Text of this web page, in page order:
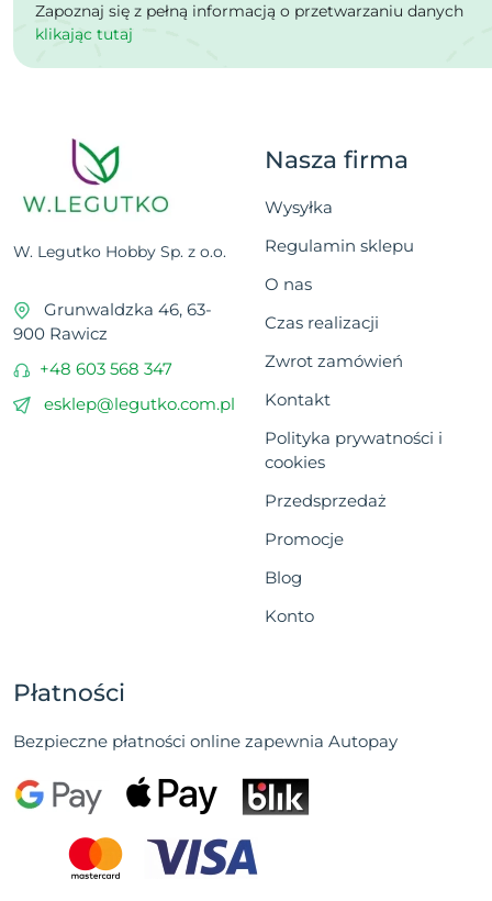
Zapoznaj się z pełną informacją o przetwarzaniu danych
klikając tutaj
W. Legutko Hobby Sp. z o.o.
Grunwaldzka 46, 63-
900 Rawicz
+48 603 568 347
esklep@legutko.com.pl
Nasza firma
Wysyłka
Regulamin sklepu
O nas
Czas realizacji
Zwrot zamówień
Kontakt
Polityka prywatności i
cookies
Przedsprzedaż
Promocje
Blog
Konto
Płatności
Bezpieczne płatności online zapewnia Autopay